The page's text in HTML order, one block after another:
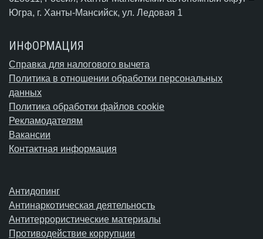
Югра, г. Ханты-Мансийск, ул. Ледовая 1
ИНФОРМАЦИЯ
Справка для налогового вычета
Политика в отношении обработки персональных
данных
Политика обработки файлов cookie
Рекламодателям
Вакансии
Контактная информация
Антидопинг
Антинаркотическая деятельность
Антитеррористические материалы
Противодействие коррупции